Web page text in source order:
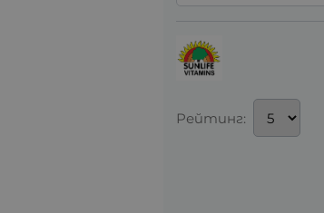
Рейтинг: